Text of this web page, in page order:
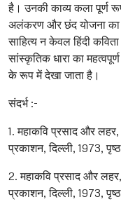
है। उनकी काव्य कला पूर्ण
अलंकरण और छंद योजना का
साहित्य न केवल हिंदी
सांस्कृतिक धारा का
के रूप में देखा जाता है।
संदर्भ :-
1. महाकवि प्रसाद और लहर,
प्रकाशन, दिल्ली, 1973,
2. महाकवि प्रसाद और लहर,
प्रकाशन, दिल्ली, 1973,